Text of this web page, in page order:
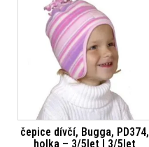
čepice dívčí, Bugga, PD374,
holka – 3/5let | 3/5let